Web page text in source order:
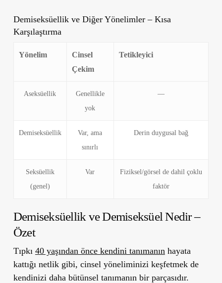
Demiseksüellik ve Diğer Yönelimler – Kısa
Karşılaştırma
Yönelim
Cinsel
Çekim
Tetikleyici
Aseksüellik
Genellikle
yok
—
Demiseksüellik
Var, ama
sınırlı
Derin duygusal bağ
Seksüellik
(genel)
Var
Fiziksel/görsel de dahil çoklu
faktör
Demiseksüellik ve Demiseksüel Nedir –
Özet
Tıpkı 40 yaşından önce kendini tanımanın hayata
kattığı netlik gibi, cinsel yöneliminizi keşfetmek de
kendinizi daha bütünsel tanımanın bir parçasıdır.